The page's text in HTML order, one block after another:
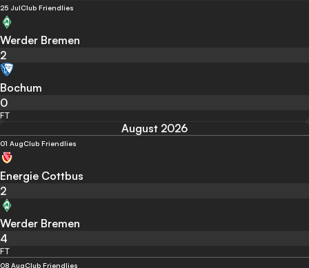
25 JulClub Friendlies
Werder Bremen
2
Bochum
0
FT
August 2026
01 AugClub Friendlies
Energie Cottbus
2
Werder Bremen
4
FT
08 AugClub Friendlies